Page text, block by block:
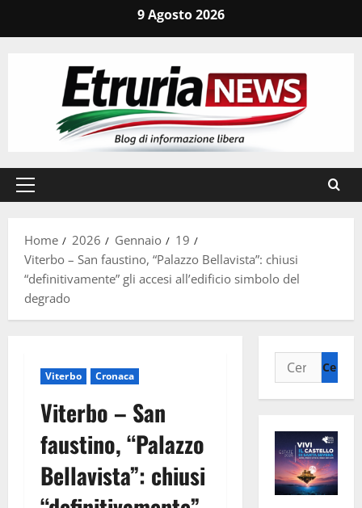
9 Agosto 2026
Menu
Home
2026 Gennaio
19
Viterbo – San faustino, “Palazzo Bellavista”: chiusi
“definitivamente” gli accesi all’edificio simbolo del
degrado
Viterbo Cronaca
Viterbo – San
faustino, “Palazzo
Bellavista”: chiusi
Ricerca
per: